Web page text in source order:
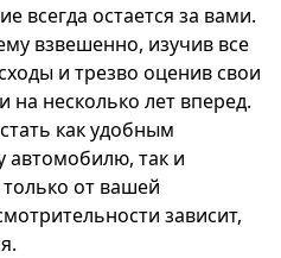
всегда остается за вами.
взвешенно, изучив все
и трезво оценив свои
несколько лет вперед.
как удобным
автомобилю, так и
от вашей
зависит,